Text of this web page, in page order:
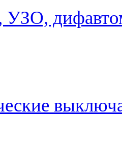
УЗО,